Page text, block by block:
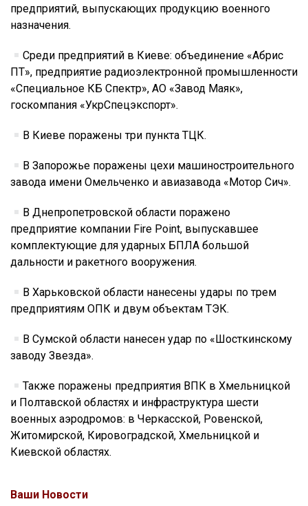
предприятий, выпускающих продукцию военного
назначения.
Среди предприятий в Киеве: объединение «Абрис
ПТ», предприятие радиоэлектронной промышленности
«Специальное КБ Спектр», АО «Завод Маяк»,
госкомпания «УкрСпецэкспорт».
В Киеве поражены три пункта ТЦК.
В Запорожье поражены цехи машиностроительного
завода имени Омельченко и авиазавода «Мотор Сич».
В Днепропетровской области поражено
предприятие компании Fire Point, выпускавшее
комплектующие для ударных БПЛА большой
дальности и ракетного вооружения.
В Харьковской области нанесены удары по трем
предприятиям ОПК и двум объектам ТЭК.
В Сумской области нанесен удар по «Шосткинскому
заводу Звезда».
Также поражены предприятия ВПК в Хмельницкой
и Полтавской областях и инфраструктура шести
военных аэродромов: в Черкасской, Ровенской,
Житомирской, Кировоградской, Хмельницкой и
Киевской областях.
Ваши Новости